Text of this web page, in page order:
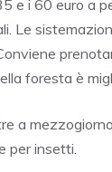
e i 60 euro a
Le
foresta è
a
per insetti.